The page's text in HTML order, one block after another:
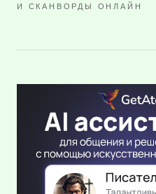
И СКАНВОРДЫ ОНЛАЙН